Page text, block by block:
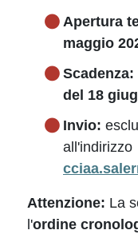
Apertura
maggio
Scadenza:
del 18
Invio:
all'indirizzo
Attenzione: La
l'ordine